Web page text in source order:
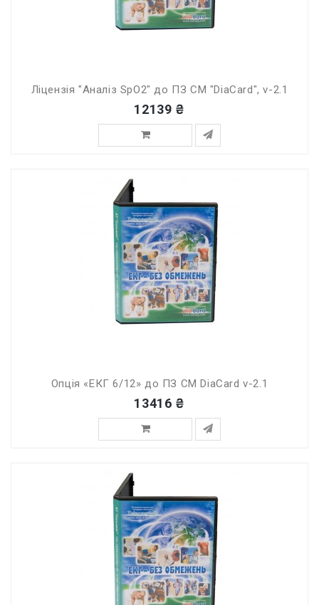
Ліцензія "Аналіз SpO2" до ПЗ СМ "DiaCard", v-2.1
12139 ₴
Опція «ЕКГ 6/12» до ПЗ СМ DiaCard v-2.1
13416 ₴